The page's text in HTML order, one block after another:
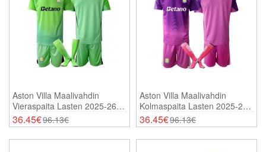
Aston Villa Maalivahdin
Vieraspaita Lasten 2025-26
Lyhythihainen (+ Shortsit)
36.45€96.13€
Aston Villa Maalivahdin
Kolmaspaita Lasten 2025-26
Lyhythihainen (+ Shortsit)
36.45€96.13€